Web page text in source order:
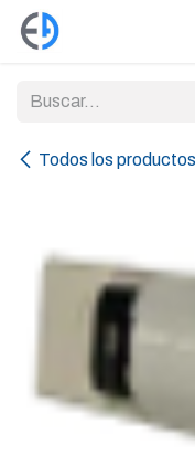
Ir al contenido
Todos los productos